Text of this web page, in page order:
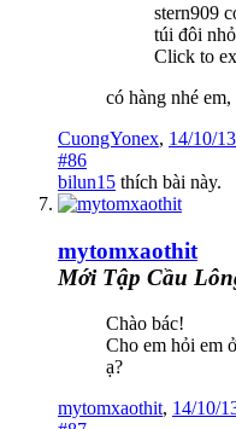
stern909
túi đôi
Click to
có hàng nhé
CuongYonex, 14/10/13
#86
bilun15 thích bài này.
mytomxaothit
Mới Tập Cầu
Chào bác!
Cho em hỏi em
ạ?
mytomxaothit, 14/10/